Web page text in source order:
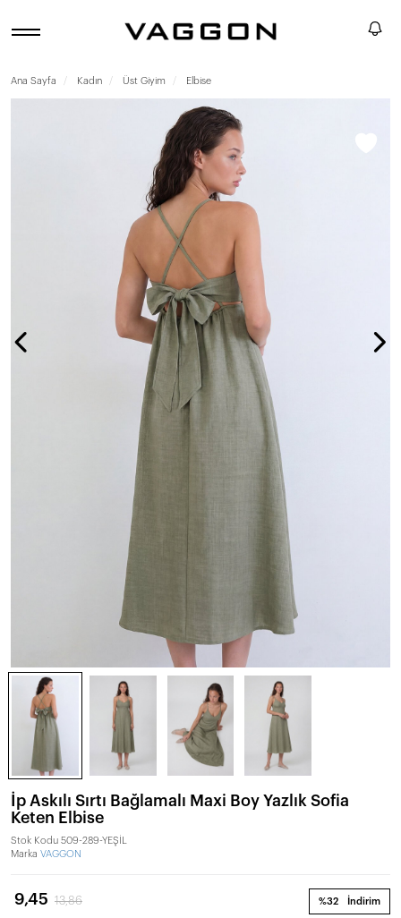
Ana Sayfa Kadın Üst Giyim Elbise
İp Askılı Sırtı Bağlamalı Maxi Boy Yazlık Sofia
Keten Elbise
Stok Kodu 509-289-YEŞİL
Marka VAGGON
%32 İndirim
9,45 13,86